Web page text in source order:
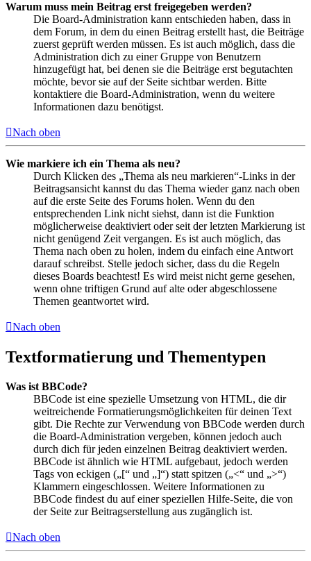
Warum muss mein Beitrag erst freigegeben werden?
Die Board-Administration kann entschieden haben, dass in
dem Forum, in dem du einen Beitrag erstellt hast, die Beiträge
zuerst geprüft werden müssen. Es ist auch möglich, dass die
Administration dich zu einer Gruppe von Benutzern
hinzugefügt hat, bei denen sie die Beiträge erst begutachten
möchte, bevor sie auf der Seite sichtbar werden. Bitte
kontaktiere die Board-Administration, wenn du weitere
Informationen dazu benötigst.
Nach oben
Wie markiere ich ein Thema als neu?
Durch Klicken des „Thema als neu markieren“-Links in der
Beitragsansicht kannst du das Thema wieder ganz nach oben
auf die erste Seite des Forums holen. Wenn du den
entsprechenden Link nicht siehst, dann ist die Funktion
möglicherweise deaktiviert oder seit der letzten Markierung ist
nicht genügend Zeit vergangen. Es ist auch möglich, das
Thema nach oben zu holen, indem du einfach eine Antwort
darauf schreibst. Stelle jedoch sicher, dass du die Regeln
dieses Boards beachtest! Es wird meist nicht gerne gesehen,
wenn ohne triftigen Grund auf alte oder abgeschlossene
Themen geantwortet wird.
Nach oben
Textformatierung und Thementypen
Was ist BBCode?
BBCode ist eine spezielle Umsetzung von HTML, die dir
weitreichende Formatierungsmöglichkeiten für deinen Text
gibt. Die Rechte zur Verwendung von BBCode werden durch
die Board-Administration vergeben, können jedoch auch
durch dich für jeden einzelnen Beitrag deaktiviert werden.
BBCode ist ähnlich wie HTML aufgebaut, jedoch werden
Tags von eckigen („[“ und „]“) statt spitzen („<“ und „>“)
Klammern eingeschlossen. Weitere Informationen zu
BBCode findest du auf einer speziellen Hilfe-Seite, die von
der Seite zur Beitragserstellung aus zugänglich ist.
Nach oben